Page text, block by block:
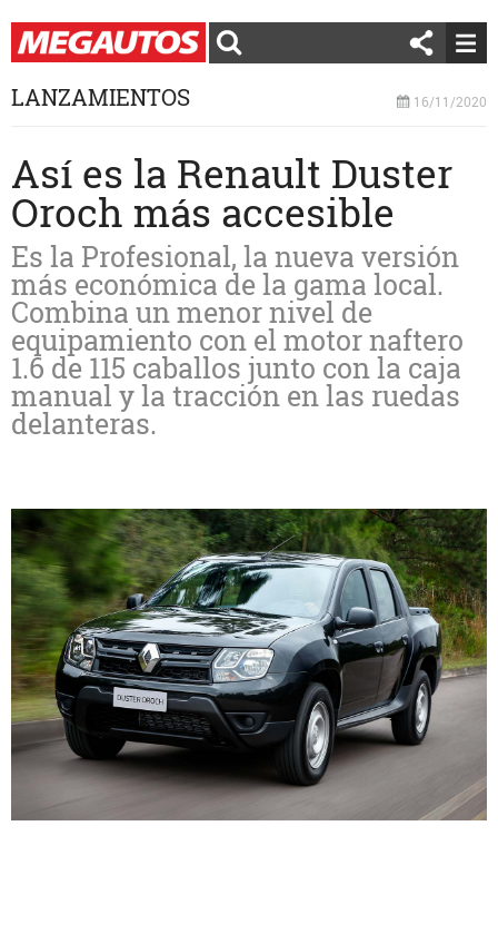
LANZAMIENTOS 16/11/2020
Así es la Renault Duster
Oroch más accesible
Es la Profesional, la nueva versión
más económica de la gama local.
Combina un menor nivel de
equipamiento con el motor naftero
1.6 de 115 caballos junto con la caja
manual y la tracción en las ruedas
delanteras.